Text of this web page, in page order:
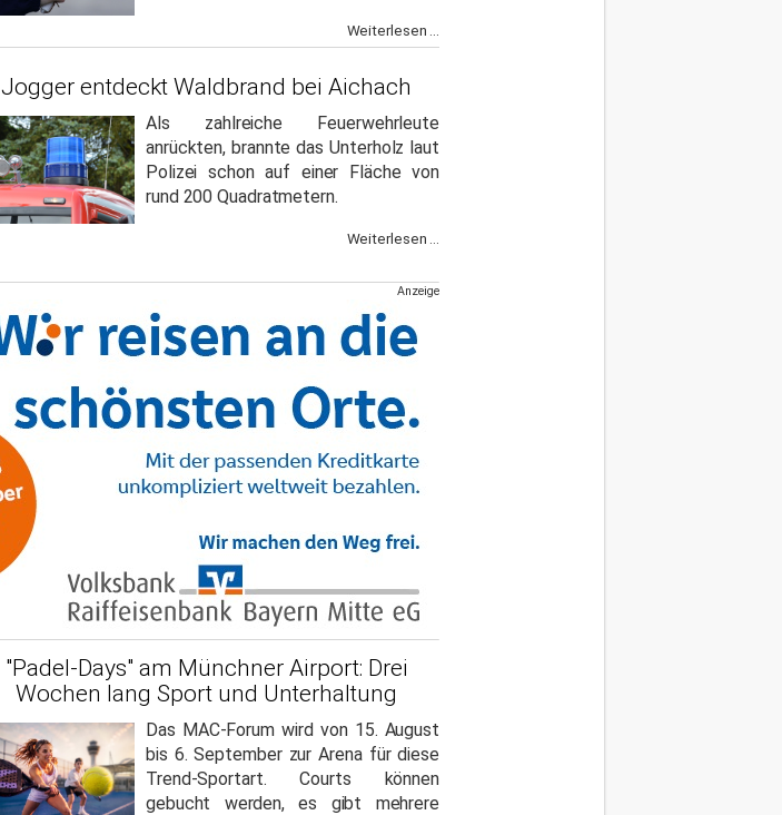
Weiterlesen ...
Jogger entdeckt Waldbrand bei Aichach
Als zahlreiche Feuerwehrleute
anrückten, brannte das Unterholz laut
Polizei schon auf einer Fläche von
rund 200 Quadratmetern.
Weiterlesen ...
Anzeige
"Padel-Days" am Münchner Airport: Drei
Wochen lang Sport und Unterhaltung
Das MAC-Forum wird von 15. August
bis 6. September zur Arena für diese
Trend-Sportart. Courts können
gebucht werden, es gibt mehrere